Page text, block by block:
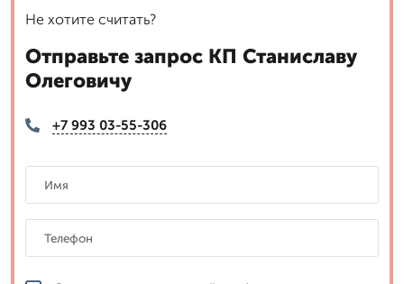
Не хотите считать?
Отправьте запрос КП Станиславу
Олеговичу
+7 993 03-55-306